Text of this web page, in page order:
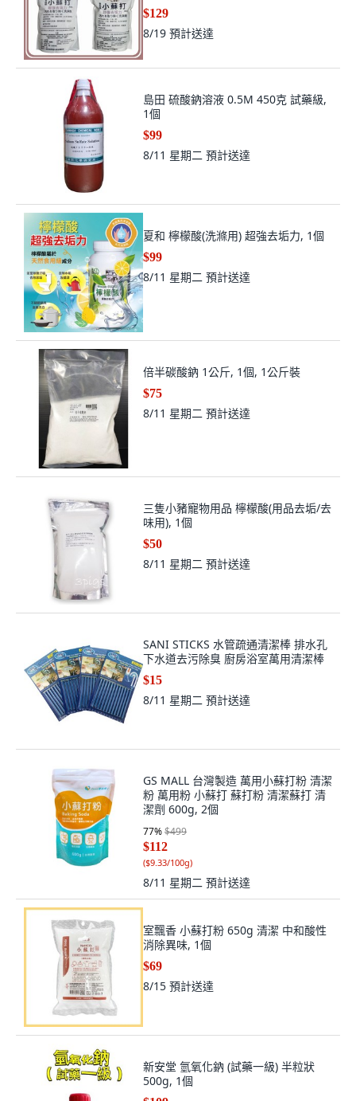
$129
8/19 預計送達
島田 硫酸鈉溶液 0.5M 450克 試藥級,
1個
$99
8/11 星期二 預計送達
夏和 檸檬酸(洗滌用) 超強去垢力, 1個
$99
8/11 星期二 預計送達
倍半碳酸鈉 1公斤, 1個, 1公斤裝
$75
8/11 星期二 預計送達
三隻小豬寵物用品 檸檬酸(用品去垢/去
味用), 1個
$50
8/11 星期二 預計送達
SANI STICKS 水管疏通清潔棒 排水孔
下水道去污除臭 廚房浴室萬用清潔棒
$15
8/11 星期二 預計送達
GS MALL 台灣製造 萬用小蘇打粉 清潔
粉 萬用粉 小蘇打 蘇打粉 清潔蘇打 清
潔劑 600g, 2個
77%$499
$112
($9.33/100g)
8/11 星期二 預計送達
室飄香 小蘇打粉 650g 清潔 中和酸性
消除異味, 1個
$69
8/15 預計送達
新安堂 氫氧化鈉 (試藥一級) 半粒狀
500g, 1個